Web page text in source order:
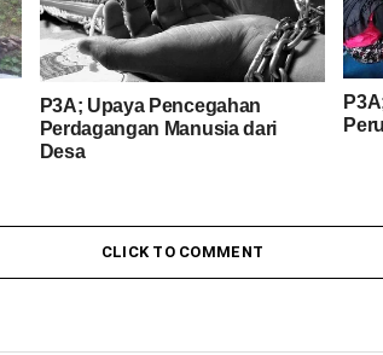
P3A; Upaya Pencegahan
Perdagangan Manusia dari
Desa
CLICK TO COMMENT